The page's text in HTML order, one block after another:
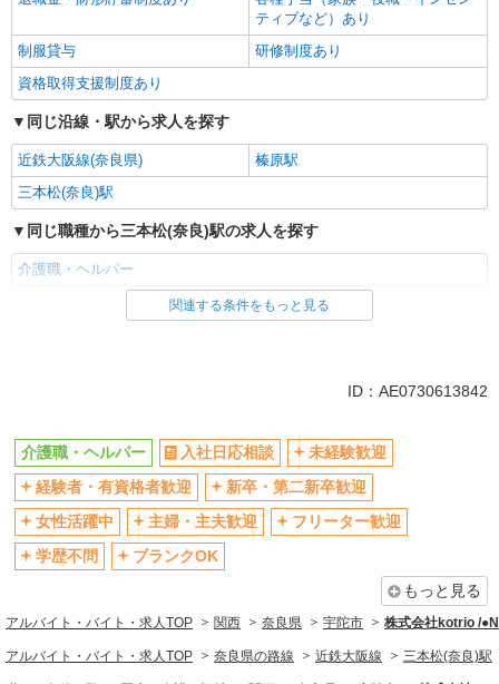
ティブなど）あり
制服貸与
研修制度あり
資格取得支援制度あり
同じ沿線・駅から求人を探す
近鉄大阪線(奈良県)
榛原駅
三本松(奈良)駅
同じ職種から三本松(奈良)駅の求人を探す
介護職・ヘルパー
同じ雇用形態から三本松(奈良)駅の求人を探す
経験者・有資格者歓迎
新卒・第二新卒歓迎
女性活躍中
主婦・主夫歓迎
フリーター歓迎
学歴不問
ブランクOK
シニア（60代～）活躍中
高収入・高額
ボーナス・賞与あり
昇給あり
完全週休2日制
関連する条件をもっと見る
ID：AE0730613842
介護職・ヘルパー 入社日応相談
未経験歓迎
経験者・有資格者歓迎
新卒・第二新卒歓迎
女性活躍中
主婦・主夫歓迎
フリーター歓迎
学歴不問
ブランクOK
もっと見る
アルバイト・バイト・求人TOP 関西 奈良県 宇陀市 株式会社kotrio /
アルバイト・バイト・求人TOP 奈良県の路線 近鉄大阪線 三本松(奈良)駅